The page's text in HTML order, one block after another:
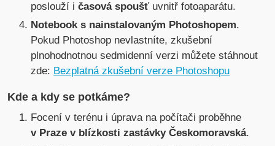
poslouží ičasová spoušťuvnitř fotoaparátu.
Notebook s nainstalovaným Photoshopem.
Pokud Photoshop nevlastníte, zkušební
plnohodnotnou sedmidenní verzi můžete stáhnout
zde: Bezplatná zkušební verze Photoshopu
Kde a kdy se potkáme?
Focení v terénu i úprava na počítači proběhne
v Praze v blízkosti zastávky Českomoravská.